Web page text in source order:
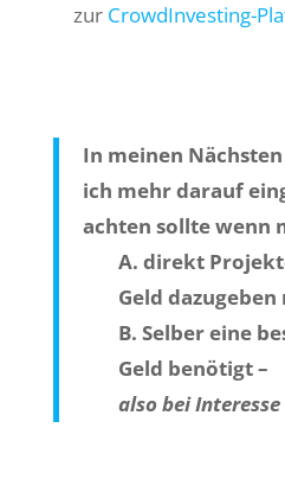
zur CrowdInvesting-
In meinen
ich mehr darauf
achten sollte wenn
A. direkt
Geld
B. Selber eine
Geld benötigt –
also bei